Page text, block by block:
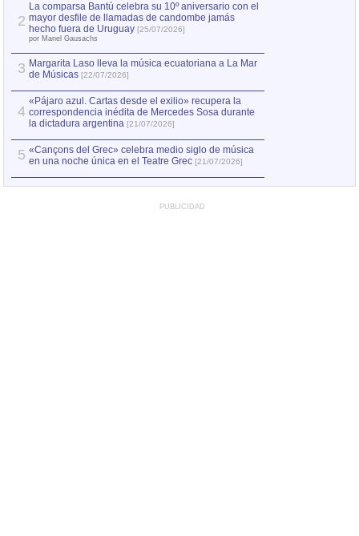
2
La comparsa Bantú celebra su 10º aniversario con el
mayor desfile de llamadas de candombe jamás
hecho fuera de Uruguay [25/07/2026]
por Manel Gausachs
3 Margarita Laso lleva la música ecuatoriana a La Mar
de Músicas [22/07/2026]
4
«Pájaro azul. Cartas desde el exilio» recupera la
correspondencia inédita de Mercedes Sosa durante
la dictadura argentina [21/07/2026]
5 «Cançons del Grec» celebra medio siglo de música
en una noche única en el Teatre Grec [21/07/2026]
PUBLICIDAD